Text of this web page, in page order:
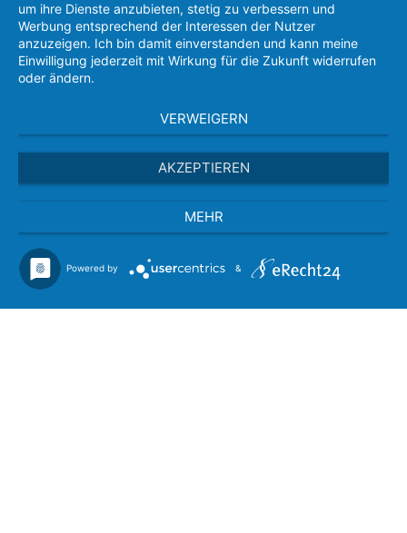
um ihre Dienste anzubieten, stetig zu verbessern und
Werbung entsprechend der Interessen der Nutzer
anzuzeigen. Ich bin damit einverstanden und kann meine
Einwilligung jederzeit mit Wirkung für die Zukunft widerrufen
oder ändern.
VERWEIGERN
AKZEPTIEREN
MEHR
Powered by &